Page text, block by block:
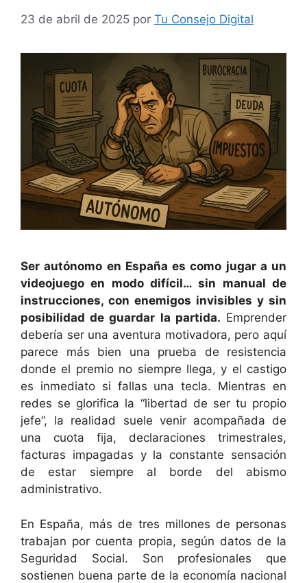
23 de abril de 2025 por Tu Consejo Digital
Ser autónomo en España es como jugar a un
videojuego en modo difícil… sin manual de
instrucciones, con enemigos invisibles y sin
posibilidad de guardar la partida. Emprender
debería ser una aventura motivadora, pero aquí
parece más bien una prueba de resistencia
donde el premio no siempre llega, y el castigo
es inmediato si fallas una tecla. Mientras en
redes se glorifica la “libertad de ser tu propio
jefe”, la realidad suele venir acompañada de
una cuota fija, declaraciones trimestrales,
facturas impagadas y la constante sensación
de estar siempre al borde del abismo
administrativo.
En España, más de tres millones de personas
trabajan por cuenta propia, según datos de la
Seguridad Social. Son profesionales que
sostienen buena parte de la economía nacional